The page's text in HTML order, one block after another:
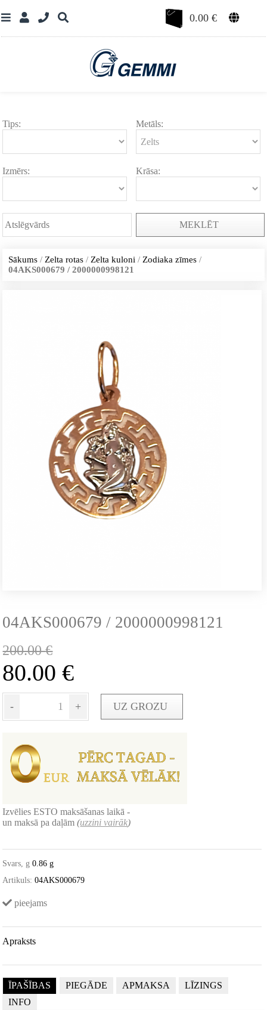
0.00€
Tips: Metāls:
Izmērs: Krāsa:
MEKLĒT
Sākums / Zelta rotas / Zelta kuloni / Zodiaka zīmes /
04AKS000679 / 2000000998121
04AKS000679 / 2000000998121
200.00€
80.00€
- + UZ GROZU
Izvēlies ESTO maksāšanas laikā -
un maksā pa daļām(uzzini vairāk)
Svars, g 0.86 g
Artikuls: 04AKS000679
pieejams
Apraksts
ĪPAŠĪBAS PIEGĀDE APMAKSA
LĪZINGS
INFO